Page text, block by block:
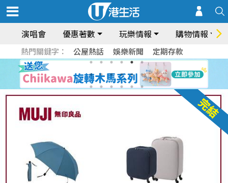
演唱會 優惠著數 玩樂情報 購物情報
熱門關鍵字： 公屋熱話 娛樂新聞 定期存款